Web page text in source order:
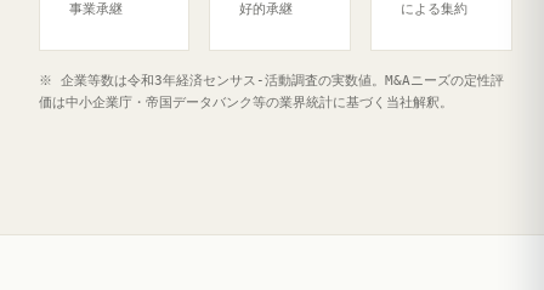
事業承継
好的承継
による集約
※ 企業等数は令和3年経済センサス‐活動調査の実数値。M&Aニーズの定性評
価は中小企業庁・帝国データバンク等の業界統計に基づく当社解釈。